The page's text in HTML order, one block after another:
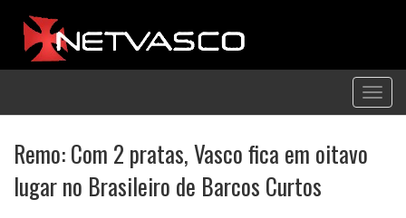
Remo: Com 2 pratas, Vasco fica em oitavo
lugar no Brasileiro de Barcos Curtos